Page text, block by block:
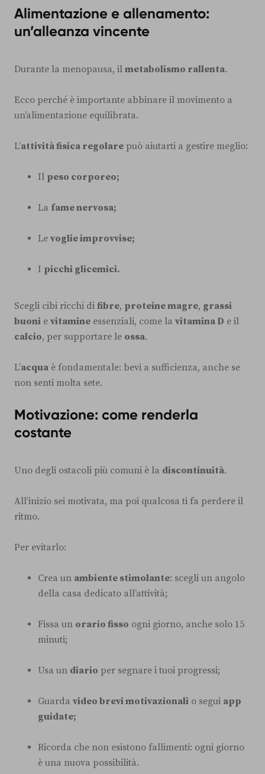
Alimentazione e allenamento:
un’alleanza vincente
Durante la menopausa, il metabolismo rallenta.
Ecco perché è importante abbinare il movimento a
un’alimentazione equilibrata.
L’attività fisica regolare può aiutarti a gestire meglio:
Il peso corporeo;
La fame nervosa;
Le voglie improvvise;
I picchi glicemici.
Scegli cibi ricchi di fibre, proteine magre, grassi
buoni e vitamine essenziali, come la vitamina D e il
calcio, per supportare le ossa.
L’acqua è fondamentale: bevi a sufficienza, anche se
non senti molta sete.
Motivazione: come renderla
costante
Uno degli ostacoli più comuni è la discontinuità.
All’inizio sei motivata, ma poi qualcosa ti fa perdere il
ritmo.
Per evitarlo:
Crea un ambiente stimolante: scegli un angolo
della casa dedicato all’attività;
Fissa un orario fisso ogni giorno, anche solo 15
minuti;
Usa un diario per segnare i tuoi progressi;
Guarda video brevi motivazionali o segui app
guidate;
Ricorda che non esistono fallimenti: ogni giorno
è una nuova possibilità.